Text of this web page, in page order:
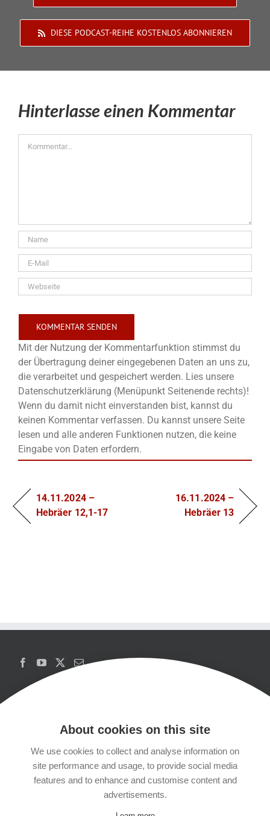
DIESE PODCAST-REIHE KOSTENLOS ABONNIEREN
Hinterlasse einen Kommentar
Mit der Nutzung der Kommentarfunktion stimmst du
der Übertragung deiner eingegebenen Daten an uns zu,
die verarbeitet und gespeichert werden. Lies unsere
Datenschutzerklärung (Menüpunkt Seitenende rechts)!
Wenn du damit nicht einverstanden bist, kannst du
keinen Kommentar verfassen. Du kannst unsere Seite
lesen und alle anderen Funktionen nutzen, die keine
Eingabe von Daten erfordern.
14.11.2024 –
Hebräer 12,1-17
16.11.2024 –
Hebräer 13
Copyrights
Datenschutzerklärung
About cookies on this site
We use cookies to collect and analyse information on
site performance and usage, to provide social media
features and to enhance and customise content and
advertisements.